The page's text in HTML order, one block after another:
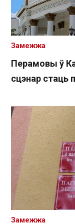
Перамовы ў
сцэнар стаць
Замежжа
Замежжа